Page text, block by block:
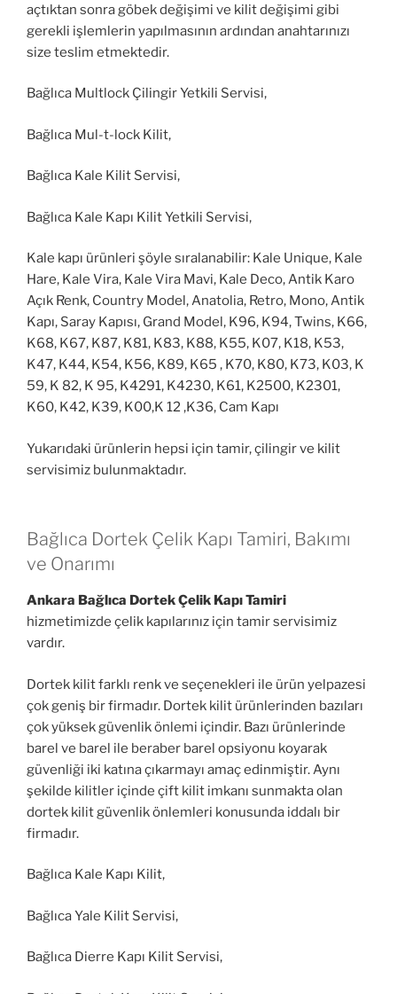
açtıktan sonra göbek değişimi ve kilit değişimi gibi
gerekli işlemlerin yapılmasının ardından anahtarınızı
size teslim etmektedir.
Bağlıca Multlock Çilingir Yetkili Servisi,
Bağlıca Mul-t-lock Kilit,
Bağlıca Kale Kilit Servisi,
Bağlıca Kale Kapı Kilit Yetkili Servisi,
Kale kapı ürünleri şöyle sıralanabilir: Kale Unique, Kale
Hare, Kale Vira, Kale Vira Mavi, Kale Deco, Antik Karo
Açık Renk, Country Model, Anatolia, Retro, Mono, Antik
Kapı, Saray Kapısı, Grand Model, K96, K94, Twins, K66,
K68, K67, K87, K81, K83, K88, K55, K07, K18, K53,
K47, K44, K54, K56, K89, K65 , K70, K80, K73, K03, K
59, K 82, K 95, K4291, K4230, K61, K2500, K2301,
K60, K42, K39, K00,K 12 ,K36, Cam Kapı
Yukarıdaki ürünlerin hepsi için tamir, çilingir ve kilit
servisimiz bulunmaktadır.
Bağlıca Dortek Çelik Kapı Tamiri, Bakımı
ve Onarımı
Ankara Bağlıca Dortek Çelik Kapı Tamiri
hizmetimizde çelik kapılarınız için tamir servisimiz
vardır.
Dortek kilit farklı renk ve seçenekleri ile ürün yelpazesi
çok geniş bir firmadır. Dortek kilit ürünlerinden bazıları
çok yüksek güvenlik önlemi içindir. Bazı ürünlerinde
barel ve barel ile beraber barel opsiyonu koyarak
güvenliği iki katına çıkarmayı amaç edinmiştir. Aynı
şekilde kilitler içinde çift kilit imkanı sunmakta olan
dortek kilit güvenlik önlemleri konusunda iddalı bir
firmadır.
Bağlıca Kale Kapı Kilit,
Bağlıca Yale Kilit Servisi,
Bağlıca Dierre Kapı Kilit Servisi,